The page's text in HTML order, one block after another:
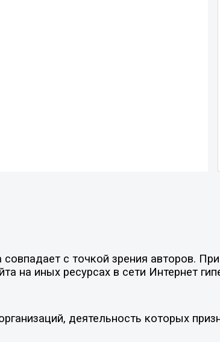
с точкой зрения авторов. При
на иных ресурсах в сети Интернет
деятельность которых